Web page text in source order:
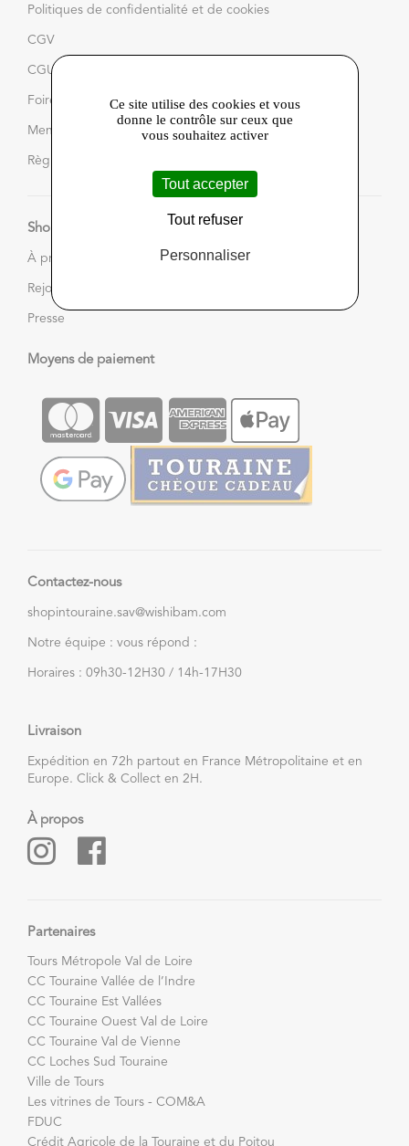
Politiques de confidentialité et de cookies
CGV
CGU
Foire aux questions
Mentions légales et CGU
Règlement du jeu
Shop in Touraine
À propos
Rejoignez-nous
Presse
Moyens de paiement
Contactez-nous
shopintouraine.sav@wishibam.com
Notre équipe : vous répond :
Horaires : 09h30-12H30 / 14h-17H30
Livraison
Expédition en 72h partout en France Métropolitaine et en
Europe. Click & Collect en 2H.
À propos
Partenaires
Tours Métropole Val de Loire
CC Touraine Vallée de l’Indre
CC Touraine Est Vallées
CC Touraine Ouest Val de Loire
CC Touraine Val de Vienne
CC Loches Sud Touraine
Ville de Tours
Les vitrines de Tours - COM&A
FDUC
Crédit Agricole de la Touraine et du Poitou
Ce site utilise des cookies et vous
donne le contrôle sur ceux que
vous souhaitez activer
Tout accepter
Tout refuser
Personnaliser